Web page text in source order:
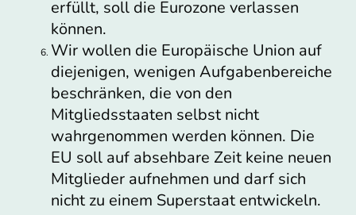
erfüllt, soll die Eurozone verlassen
können.
Wir wollen die Europäische Union auf
diejenigen, wenigen Aufgabenbereiche
beschränken, die von den
Mitgliedsstaaten selbst nicht
wahrgenommen werden können. Die
EU soll auf absehbare Zeit keine neuen
Mitglieder aufnehmen und darf sich
nicht zu einem Superstaat entwickeln.